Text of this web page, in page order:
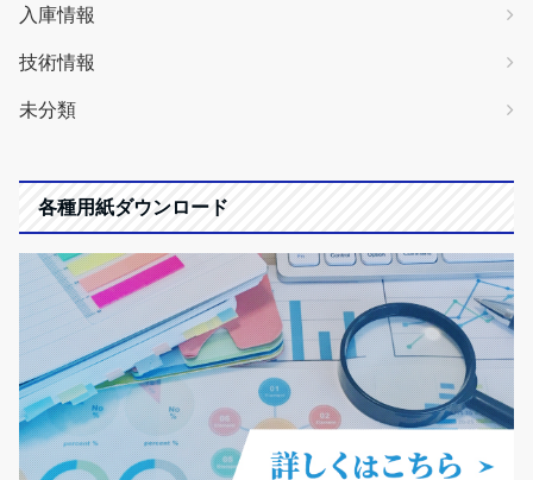
入庫情報
技術情報
未分類
各種用紙ダウンロード